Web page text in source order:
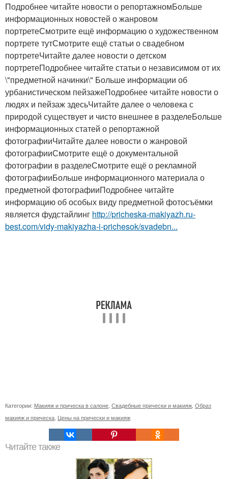
Подробнее читайте новости о репортажномБольше
информационных новостей о жанровом
портретеСмотрите ещё информацию о художественном
портрете тутСмотрите ещё статьи о свадебном
портретеЧитайте далее новости о детском
портретеПодробнее читайте статьи о независимом от их
\"предметной начинки\" Больше информации об
урбанистическом пейзажеПодробнее читайте новости о
людях и пейзаж здесьЧитайте далее о человека с
природой существует и чисто внешнее в разделеБольше
информационных статей о репортажной
фотографииЧитайте далее новости о жанровой
фотографииСмотрите ещё о документальной
фотографии в разделеСмотрите ещё о рекламной
фотографииБольше информационного материала о
предметной фотографииПодробнее читайте
информацию об особых виду предметной фотосъёмки
является фудстайлинг http://pricheska-makiyazh.ru-
best.com/vidy-makiyazha-i-prichesok/svadebn...
Категории: Макияж и прическа в салоне Свадебные прически и макияж Образ
макияж и прическа Цены на прически и макияж
Читайте также